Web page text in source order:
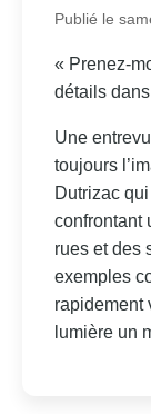
Publié le
« Prenez-
détails
Une
toujours
Dutrizac
confrontant
rues et des
exemples
rapidement
lumière un